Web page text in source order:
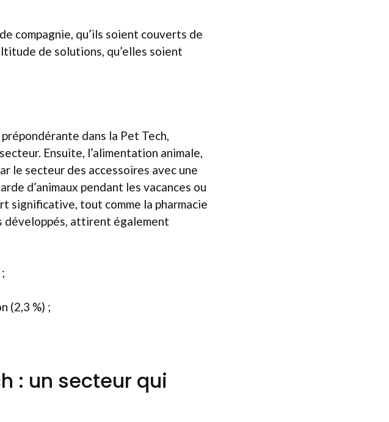
compagnie, qu’ils soient couverts de
de solutions, qu’elles soient
dans la Pet Tech,
Ensuite, l’alimentation animale,
le secteur des accessoires avec une
d’animaux pendant les vacances ou
significative, tout comme la pharmacie
développés, attirent également
(2,3 %) ;
: un secteur qui